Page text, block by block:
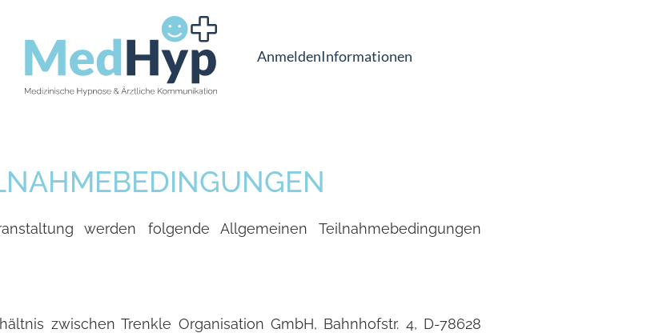
AnmeldenInformationen
werden folgende Allgemeinen Teilnahmebedingungen
zwischen Trenkle Organisation GmbH, Bahnhofstr. 4, D-78628